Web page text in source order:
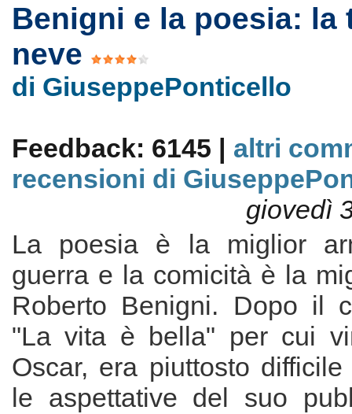
Benigni e la poesia: la
neve
di GiuseppePonticello
Feedback: 6145 | altri
recensioni di
giovedì
La poesia è la miglior
guerra e la comicità è la
Roberto Benigni. Dopo il
"La vita è bella" per cui
Oscar, era piuttosto
le aspettative del suo